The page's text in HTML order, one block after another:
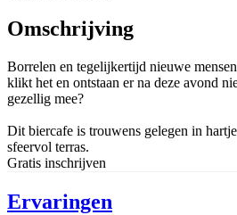
Omschrijving
Borrelen en tegelijkertijd nieuwe
klikt het en ontstaan er na deze avond
gezellig mee?
Dit biercafe is trouwens gelegen in
sfeervol terras.
Gratis inschrijven
Ervaringen